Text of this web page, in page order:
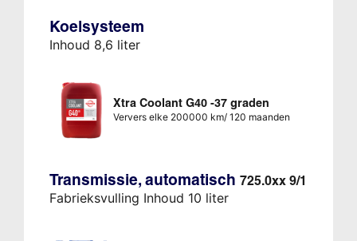
Koelsysteem
Inhoud 8,6 liter
Xtra Coolant G40 -37 graden
Ververs elke 200000 km/ 120 maanden
Transmissie, automatisch 725.0xx 9/1
Fabrieksvulling Inhoud 10 liter